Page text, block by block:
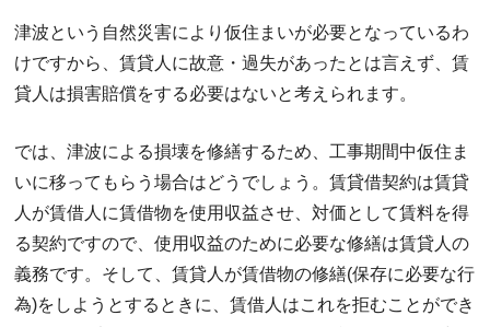
津波という自然災害により仮住まいが必要となっているわ
けですから、賃貸人に故意・過失があったとは言えず、賃
貸人は損害賠償をする必要はないと考えられます。
では、津波による損壊を修繕するため、工事期間中仮住ま
いに移ってもらう場合はどうでしょう。賃貸借契約は賃貸
人が賃借人に賃借物を使用収益させ、対価として賃料を得
る契約ですので、使用収益のために必要な修繕は賃貸人の
義務です。そして、賃貸人が賃借物の修繕(保存に必要な行
為)をしようとするときに、賃借人はこれを拒むことができ